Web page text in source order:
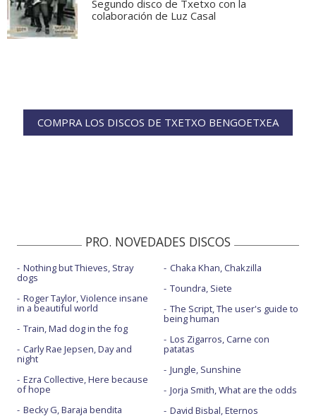
Segundo disco de Txetxo con la
colaboración de Luz Casal
COMPRA LOS DISCOS DE TXETXO BENGOETXEA
PRO. NOVEDADES DISCOS
Nothing but Thieves, Stray
dogs
Roger Taylor, Violence insane
in a beautiful world
Train, Mad dog in the fog
Carly Rae Jepsen, Day and
night
Ezra Collective, Here because
of hope
Becky G, Baraja bendita
Chaka Khan, Chakzilla
Toundra, Siete
The Script, The user's guide to
being human
Los Zigarros, Carne con
patatas
Jungle, Sunshine
Jorja Smith, What are the odds
David Bisbal, Eternos